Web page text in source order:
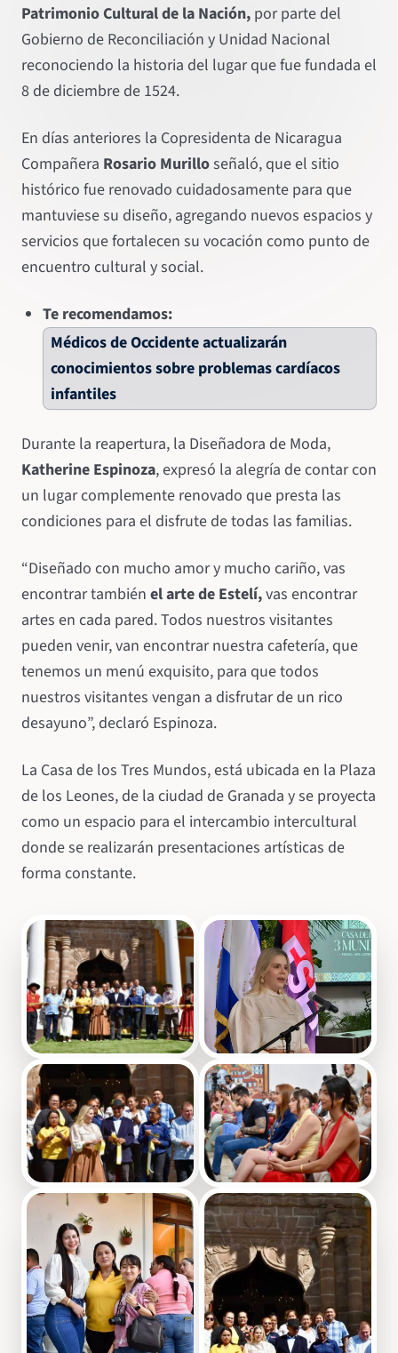
Patrimonio Cultural de la Nación, por parte del
Gobierno de Reconciliación y Unidad Nacional
reconociendo la historia del lugar que fue fundada el
8 de diciembre de 1524.
En días anteriores la Copresidenta de Nicaragua
Compañera Rosario Murilloseñaló, que el sitio
histórico fue renovado cuidadosamente para que
mantuviese su diseño, agregando nuevos espacios y
servicios que fortalecen su vocación como punto de
encuentro cultural y social.
Te recomendamos:
Médicos de Occidente actualizarán
conocimientos sobre problemas cardíacos
infantiles
Durante la reapertura, la Diseñadora de Moda,
Katherine Espinoza, expresó la alegría de contar con
un lugar complemente renovado que presta las
condiciones para el disfrute de todas las familias.
“Diseñado con mucho amor y mucho cariño, vas
encontrar también el arte de Estelí,vas encontrar
artes en cada pared. Todos nuestros visitantes
pueden venir, van encontrar nuestra cafetería, que
tenemos un menú exquisito, para que todos
nuestros visitantes vengan a disfrutar de un rico
desayuno”, declaró Espinoza.
La Casa de los Tres Mundos, está ubicada en la Plaza
de los Leones, de la ciudad de Granada y se proyecta
como un espacio para el intercambio intercultural
donde se realizarán presentaciones artísticas de
forma constante.